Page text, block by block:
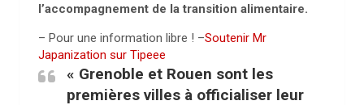
l’accompagnement de la transition alimentaire.
– Pour une information libre ! –Soutenir Mr
Japanization sur Tipeee
« Grenoble et Rouen sont les
premières villes à officialiser leur